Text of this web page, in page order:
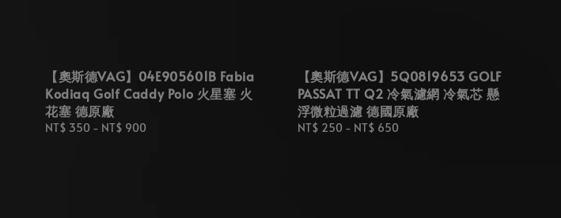
【奧斯德VAG】04E905601B Fabia
Kodiaq Golf Caddy Polo 火星塞 火
花塞 德原廠
Regular
NT$ 350 - NT$ 900
【奧斯德VAG】5Q0819653 GOLF
PASSAT TT Q2 冷氣濾網 冷氣芯 懸
浮微粒過濾 德國原廠
Regular
NT$ 250- NT$ 650